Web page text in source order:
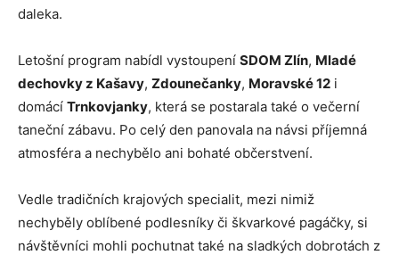
daleka.
Letošní program nabídl vystoupení SDOM Zlín, Mladé
dechovky z Kašavy, Zdounečanky, Moravské 12 i
domácí Trnkovjanky, která se postarala také o večerní
taneční zábavu. Po celý den panovala na návsi příjemná
atmosféra a nechybělo ani bohaté občerstvení.
Vedle tradičních krajových specialit, mezi nimiž
nechyběly oblíbené podlesníky či škvarkové pagáčky, si
návštěvníci mohli pochutnat také na sladkých dobrotách z